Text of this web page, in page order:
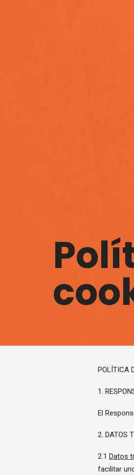
POLÍTICA
1.
El
2. DATOS
2.1Datos
facilitar